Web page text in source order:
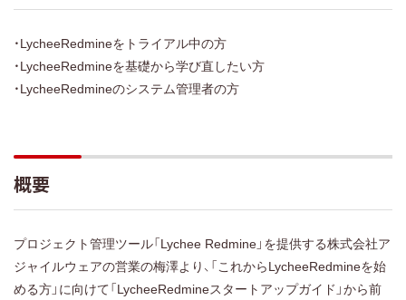
・LycheeRedmineをトライアル中の方
・LycheeRedmineを基礎から学び直したい方
・LycheeRedmineのシステム管理者の方
概要
プロジェクト管理ツール「Lychee Redmine」を提供する株式会社ア
ジャイルウェアの営業の梅澤より、「これからLycheeRedmineを始
める方」に向けて「LycheeRedmineスタートアップガイド」から前